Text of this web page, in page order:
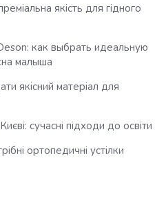
якість для гідного
как выбрать идеальную
малыша
якісний матеріал для
сучасні підходи до освіти
ортопедичні устілки